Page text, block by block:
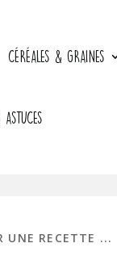
CÉRÉALES & GRAINES